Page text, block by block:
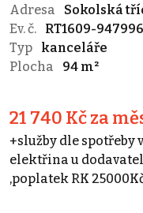
Adresa
Sokolská
Ev. č.
RT1609-947996
Typ
kanceláře
Plocha
94 m²
21 740 Kč za
+služby dle spotřeby
elektřina u
,poplatek RK